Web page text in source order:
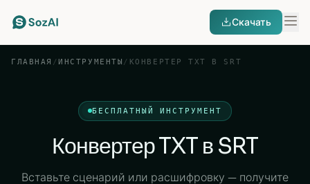
Скачать
ГЛАВНАЯ /ИНСТРУМЕНТЫ / КОНВЕРТЕР TXT В SRT
БЕСПЛАТНЫЙ ИНСТРУМЕНТ
Конвертер TXT в SRT
Вставьте сценарий или расшифровку — получите